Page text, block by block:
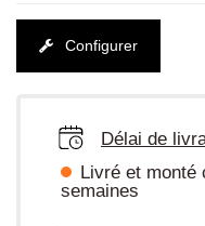
Configurer
Délai de
Livré et monté
semaines